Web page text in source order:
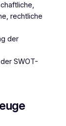
rechtliche
der
SWOT-